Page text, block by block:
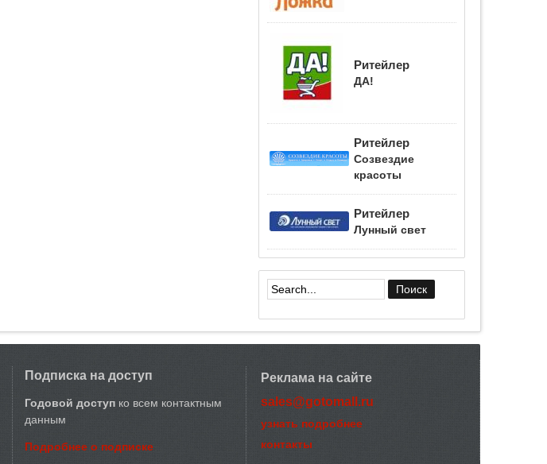
Ритейлер
ДА!
Ритейлер
Созвездие
красоты
Ритейлер
Лунный свет
Форма поиска
Подписка на доступ
Годовой доступ ко всем контактным
данным
Подробнее о подписке
Реклама на сайте
sales@gotomall.ru
узнать подробнее
контакты